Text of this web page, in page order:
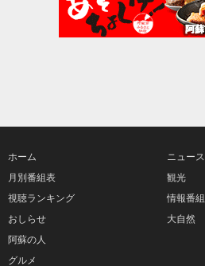
ホーム
月別番組表
視聴ランキング
おしらせ
ニュース
観光
情報番組
大自然
阿蘇の人
グルメ